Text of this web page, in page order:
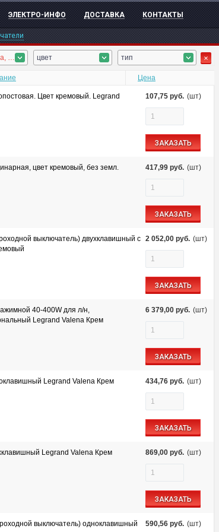
ЭЛЕКТРО-ИНФО ДОСТАВКА КОНТАКТЫ
Legrand Valena, Legrand Celiane, Legrand Plexo, Legrand Valena INMATIC, Legrand Valena LIFE, Legrand Valena ALLURE, Legrand Etika цвет тип
Цена
Цвет кремовый. Legrand
107,75 руб. (шт)
ЗАКАЗАТЬ
цвет кремовый, без земл.
417,99 руб. (шт)
ЗАКАЗАТЬ
выключатель) двухклавишный с 2 052,00 руб. (шт)
ЗАКАЗАТЬ
40-400W для л/н,
Legrand Valena Крем
6 379,00 руб. (шт)
ЗАКАЗАТЬ
Legrand Valena Крем
434,76 руб. (шт)
ЗАКАЗАТЬ
Legrand Valena Крем
869,00 руб. (шт)
ЗАКАЗАТЬ
выключатель) одноклавишный
590,56 руб. (шт)